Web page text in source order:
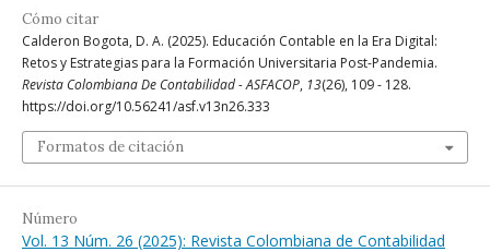
Cómo citar
Calderon Bogota, D. A. (2025). Educación Contable en la Era Digital:
Retos y Estrategias para la Formación Universitaria Post-Pandemia.
Revista Colombiana De Contabilidad - ASFACOP, 13(26), 109 - 128.
https://doi.org/10.56241/asf.v13n26.333
Formatos de citación
Número
Vol. 13 Núm. 26 (2025): Revista Colombiana de Contabilidad